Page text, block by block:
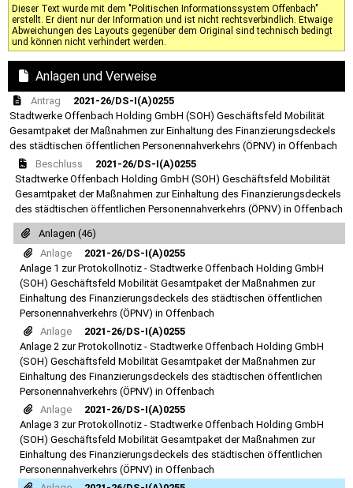
Dieser Text wurde mit dem "Politischen Informationssystem Offenbach"
erstellt. Er dient nur der Information und ist nicht rechtsverbindlich. Etwaige
Abweichungen des Layouts gegenüber dem Original sind technisch bedingt
und können nicht verhindert werden.
Anlagen und Verweise
Antrag
2021-26/DS-I(A)0255
Stadtwerke Offenbach Holding GmbH (SOH) Geschäftsfeld Mobilität
Gesamtpaket der Maßnahmen zur Einhaltung des Finanzierungsdeckels
des städtischen öffentlichen Personennahverkehrs (ÖPNV) in Offenbach
Beschluss
2021-26/DS-I(A)0255
Stadtwerke Offenbach Holding GmbH (SOH) Geschäftsfeld Mobilität
Gesamtpaket der Maßnahmen zur Einhaltung des Finanzierungsdeckels
des städtischen öffentlichen Personennahverkehrs (ÖPNV) in Offenbach
Anlagen (46)
Anlage
2021-26/DS-I(A)0255
Anlage 1 zur Protokollnotiz - Stadtwerke Offenbach Holding GmbH
(SOH) Geschäftsfeld Mobilität Gesamtpaket der Maßnahmen zur
Einhaltung des Finanzierungsdeckels des städtischen öffentlichen
Personennahverkehrs (ÖPNV) in Offenbach
Anlage
2021-26/DS-I(A)0255
Anlage 2 zur Protokollnotiz - Stadtwerke Offenbach Holding GmbH
(SOH) Geschäftsfeld Mobilität Gesamtpaket der Maßnahmen zur
Einhaltung des Finanzierungsdeckels des städtischen öffentlichen
Personennahverkehrs (ÖPNV) in Offenbach
Anlage
2021-26/DS-I(A)0255
Anlage 3 zur Protokollnotiz - Stadtwerke Offenbach Holding GmbH
(SOH) Geschäftsfeld Mobilität Gesamtpaket der Maßnahmen zur
Einhaltung des Finanzierungsdeckels des städtischen öffentlichen
Personennahverkehrs (ÖPNV) in Offenbach